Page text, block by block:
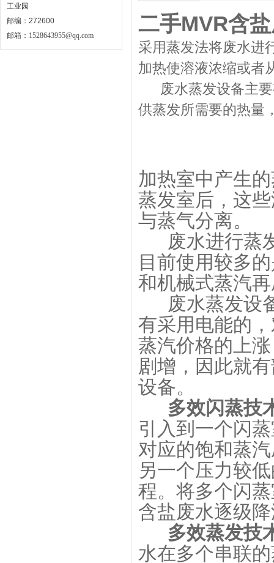
工业园
邮编：272600
邮箱： 1528643955@qq.com 二手MVR含
采用蒸发法将废水进
加热使溶液浓缩或者
废水蒸发设备主要
供蒸发所需要的热量
加热室中产生
蒸发室后，这
与蒸气分离。
废水进行蒸
目前使用较多
和机械式蒸汽
废水蒸发设
有采用电能的
蒸汽价格的上
剧增，因此就
设备。
多效闪蒸技
引入到一个闪
对应的饱和蒸
另一个压力较
程。将多个闪
含盐废水逐级
多效蒸发技
水在多个串联